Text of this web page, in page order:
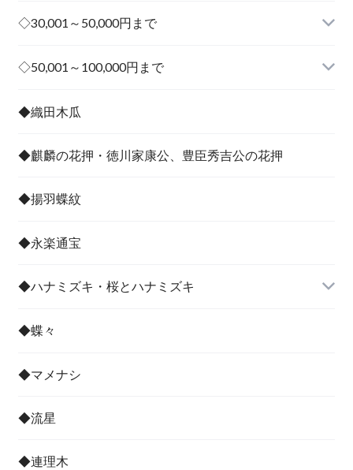
その他
◇30,001～50,000円まで
その他
◇50,001～100,000円まで
◆織田木瓜
◆麒麟の花押・徳川家康公、豊臣秀吉公の花押
◆揚羽蝶紋
◆永楽通宝
◆ハナミズキ・桜とハナミズキ
◆蝶々
◆マメナシ
◆流星
◆連理木